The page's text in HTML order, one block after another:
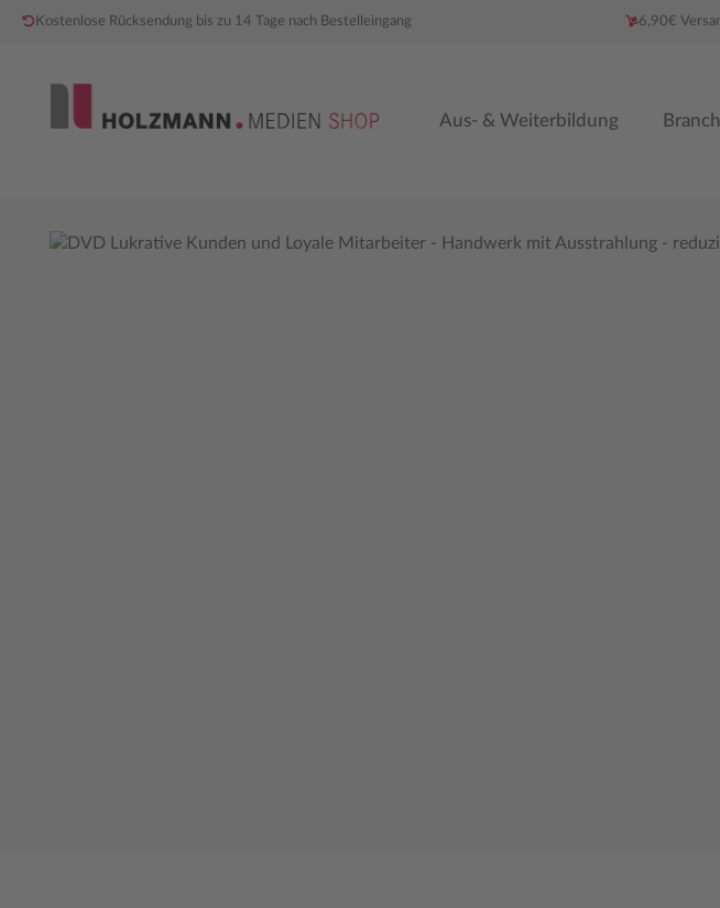
Kostenlose Rücksendung bis zu 14 Tage nach Bestelleingang 6,90€
Aus- & Weiterbildung
Bildergalerie überspringen